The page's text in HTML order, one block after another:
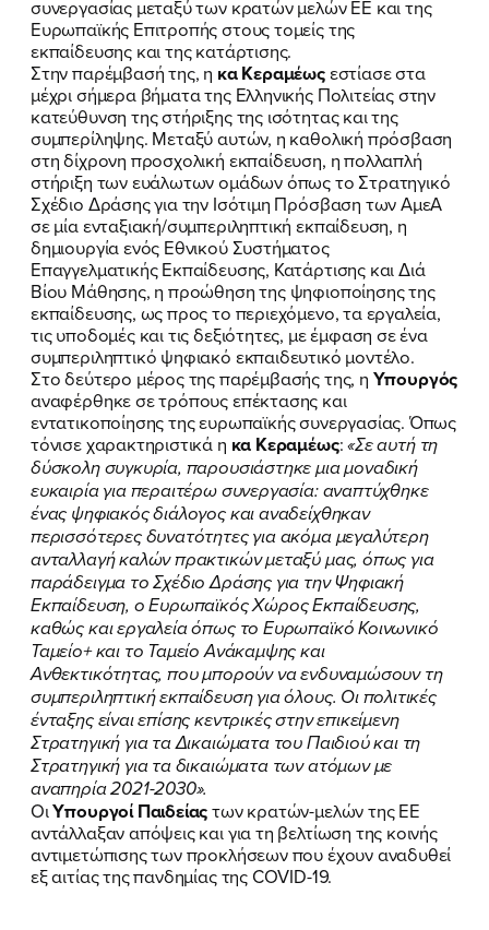
ΠΟΙΑ ΕΙΜΑΙ
ΕΡΓΟ
ΕΚΔΗΛΩΣΕΙΣ
ΝΕΑ
ΕΛΑ ΚΙ ΕΣΥ
FB IN TW YT LN VB TIKTOK
συνεργασίας μεταξύ των κρατών μελών ΕΕ και της
Ευρωπαϊκής Επιτροπής στους τομείς της
εκπαίδευσης και της κατάρτισης.
Στην παρέμβασή της, η κα Κεραμέωςεστίασε στα
μέχρι σήμερα βήματα της Ελληνικής Πολιτείας στην
κατεύθυνση της στήριξης της ισότητας και της
συμπερίληψης. Μεταξύ αυτών, η καθολική πρόσβαση
στη δίχρονη προσχολική εκπαίδευση, η πολλαπλή
στήριξη των ευάλωτων ομάδων όπως το Στρατηγικό
Σχέδιο Δράσης για την Ισότιμη Πρόσβαση των ΑμεΑ
σε μία ενταξιακή/συμπεριληπτική εκπαίδευση, η
δημιουργία ενός Εθνικού Συστήματος
Επαγγελματικής Εκπαίδευσης, Κατάρτισης και Διά
Βίου Μάθησης, η προώθηση της ψηφιοποίησης της
εκπαίδευσης, ως προς το περιεχόμενο, τα εργαλεία,
τις υποδομές και τις δεξιότητες, με έμφαση σε ένα
συμπεριληπτικό ψηφιακό εκπαιδευτικό μοντέλο.
Στο δεύτερο μέρος της παρέμβασής της, η Υπουργός
αναφέρθηκε σε τρόπους επέκτασης και
εντατικοποίησης της ευρωπαϊκής συνεργασίας. Όπως
τόνισε χαρακτηριστικά η κα Κεραμέως:«Σε αυτή τη
δύσκολη συγκυρία, παρουσιάστηκε μια μοναδική
ευκαιρία για περαιτέρω συνεργασία: αναπτύχθηκε
ένας ψηφιακός διάλογος και αναδείχθηκαν
περισσότερες δυνατότητες για ακόμα μεγαλύτερη
ανταλλαγή καλών πρακτικών μεταξύ μας, όπως για
παράδειγμα το Σχέδιο Δράσης για την Ψηφιακή
Εκπαίδευση, ο Ευρωπαϊκός Χώρος Εκπαίδευσης,
καθώς και εργαλεία όπως το Ευρωπαϊκό Κοινωνικό
Ταμείο+ και το Ταμείο Ανάκαμψης και
Ανθεκτικότητας, που μπορούν να ενδυναμώσουν τη
συμπεριληπτική εκπαίδευση για όλους. Οι πολιτικές
ένταξης είναι επίσης κεντρικές στην επικείμενη
Στρατηγική για τα Δικαιώματα του Παιδιού και τη
Στρατηγική για τα δικαιώματα των ατόμων με
αναπηρία 2021-2030».
ΟιΥπουργοί Παιδείαςτων κρατών-μελών της ΕΕ
αντάλλαξαν απόψεις και για τη βελτίωση της κοινής
αντιμετώπισης των προκλήσεων που έχουν αναδυθεί
εξ αιτίας της πανδημίας της COVID-19.